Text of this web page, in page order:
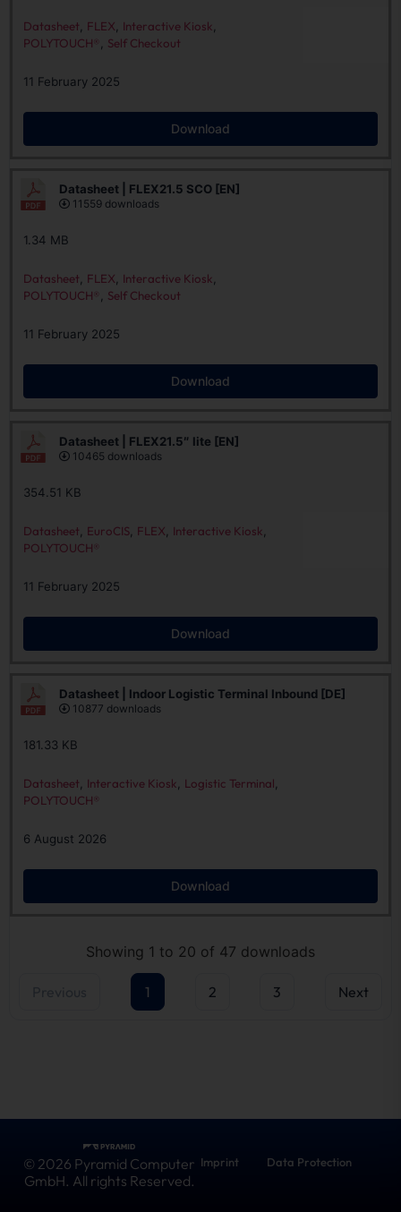
Datasheet FLEX Interactive Kiosk
POLYTOUCH®
Self Checkout
11 February 2025
Download
Datasheet | FLEX21.5 SCO [EN]
11559 downloads
1.34 MB
Datasheet FLEX Interactive Kiosk
POLYTOUCH®
Self Checkout
11 February 2025
Download
Datasheet | FLEX21.5″ lite [EN]
10465 downloads
354.51 KB
Datasheet EuroCIS FLEX Interactive Kiosk
POLYTOUCH®
11 February 2025
Download
Datasheet | Indoor Logistic Terminal Inbound [DE]
10877 downloads
181.33 KB
Datasheet Interactive Kiosk Logistic Terminal
POLYTOUCH®
6 August 2026
Download
Showing 1 to 20 of 47 downloads
1 2 3 Next
© 2026 Pyramid Computer
GmbH. All rights Reserved.
Imprint Data Protection